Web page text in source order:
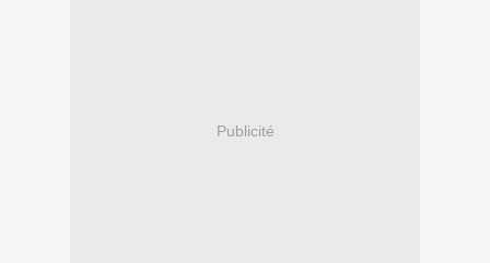
Publicité